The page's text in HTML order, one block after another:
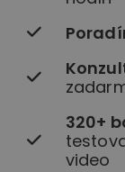
320+
video